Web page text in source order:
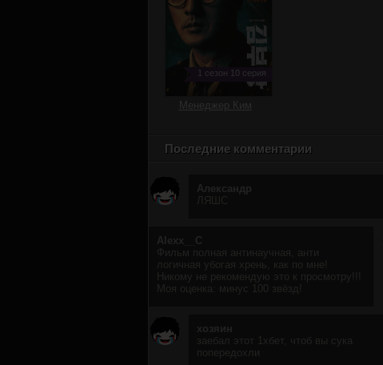
1 сезон 10 серия
Менеджер Ким
Последние комментарии
Александр
ЛЯШС
Alexx__C
Фильм полная антинаучная, анти
логичная убогая хрень, как по мне!
Никому не рекомендую это к просмотру!!!
Моя оценка: минус 100 звёзд!
хозяин
заебал этот 1хбет, чтоб вы сука
попередохли